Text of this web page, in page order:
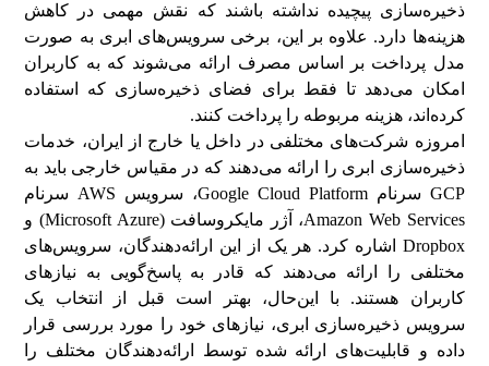
ذخیره‌سازی پیچیده نداشته باشند که نقش مهمی در کاهش
هزینه‌ها دارد. علاوه بر این، برخی سرویس‌های ابری به صورت
مدل پرداخت بر اساس مصرف ارائه می‌شوند که به کاربران
امکان می‌دهد تا فقط برای فضای ذخیره‌سازی که استفاده
کرده‌اند، هزینه مربوطه را پرداخت کنند.
امروزه شرکت‌های مختلفی در داخل یا خارج از ایران، خدمات
ذخیره‌سازی ابری را ارائه می‌دهند که در مقیاس خارجی باید به
GCP سرنام Google Cloud Platform، سرویس AWS سرنام
Amazon Web Services، آژر مایکروسافت (Microsoft Azure) و
Dropbox اشاره کرد. هر یک از این ارائه‌دهندگان، سرویس‌های
مختلفی را ارائه می‌دهند که قادر به پاسخ‌گویی به نیازهای
کاربران هستند. با این‌حال، بهتر است قبل از انتخاب یک
سرویس ذخیره‌سازی ابری، نیازهای خود را مورد بررسی قرار
داده و قابلیت‌های ارائه شده توسط ارائه‌دهندگان مختلف را